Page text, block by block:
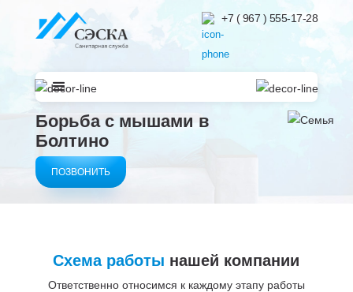
+7 ( 967 ) 555-17-28
Борьба с мышами в
Болтино
ПОЗВОНИТЬ
Схема работы нашей компании
Ответственно относимся к каждому этапу работы